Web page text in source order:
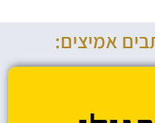
אמיצים: